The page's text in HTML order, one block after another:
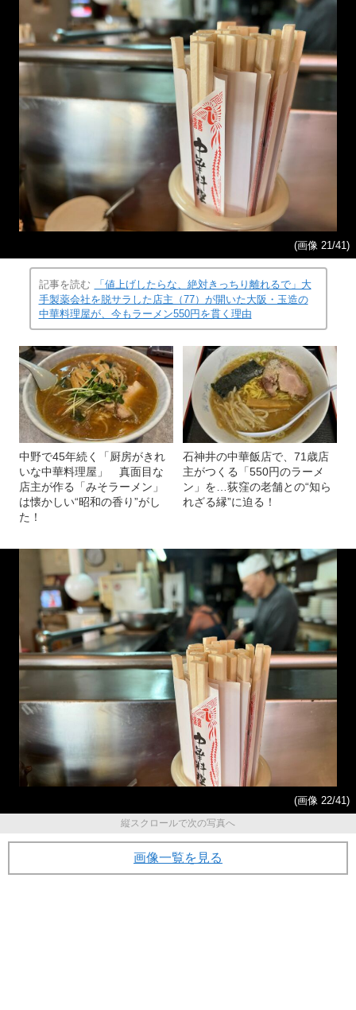
(画像 21/41)
記事を読む
「値上げしたらな、絶対きっちり離れるで」大
手製薬会社を脱サラした店主（77）が開いた大阪・玉造の
中華料理屋が、今もラーメン550円を貫く理由
中野で45年続く「厨房がきれ
いな中華料理屋」 真面目な
店主が作る「みそラーメン」
は懐かしい“昭和の香り”がし
た！
石神井の中華飯店で、71歳店
主がつくる「550円のラーメ
ン」を…荻窪の老舗との“知ら
れざる縁”に迫る！
(画像 22/41)
縦スクロールで次の写真へ
画像一覧を見る